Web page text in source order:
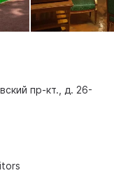
пр-кт., д. 26-